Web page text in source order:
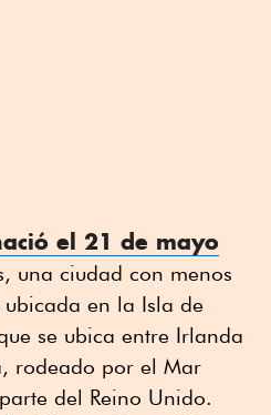
el 21 de mayo
una ciudad con menos
en la Isla de
se ubica entre Irlanda
rodeado por el Mar
del Reino Unido.